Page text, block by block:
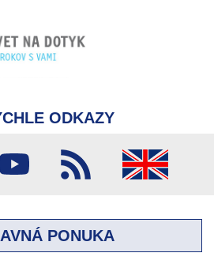
ODKAZY
PONUKA